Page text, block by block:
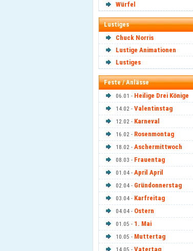
Würfel
Lustiges
Chuck Norris
Lustige Animationen
Lustiges
Feste / Anlässe
06.01 - Heilige Drei Könige
14.02 - Valentinstag
12.02 - Karneval
16.02 - Rosenmontag
18.02 - Aschermittwoch
08.03 - Frauentag
01.04 - April April
02.04 - Gründonnerstag
03.04 - Karfreitag
04.04 - Ostern
01.05 - 1. Mai
10.05 - Muttertag
14.05 - Vatertag